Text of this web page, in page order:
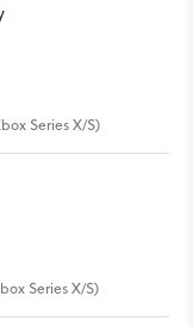
Series X/S)
Series X/S)